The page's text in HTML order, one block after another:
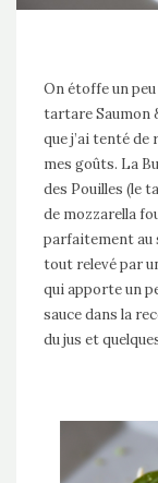
On étoffe un
tartare Saumon
que j’ai tenté
mes goûts. La
des Pouilles (le
de mozzarella
parfaitement au
tout relevé par
qui apporte un
sauce dans la
du jus et